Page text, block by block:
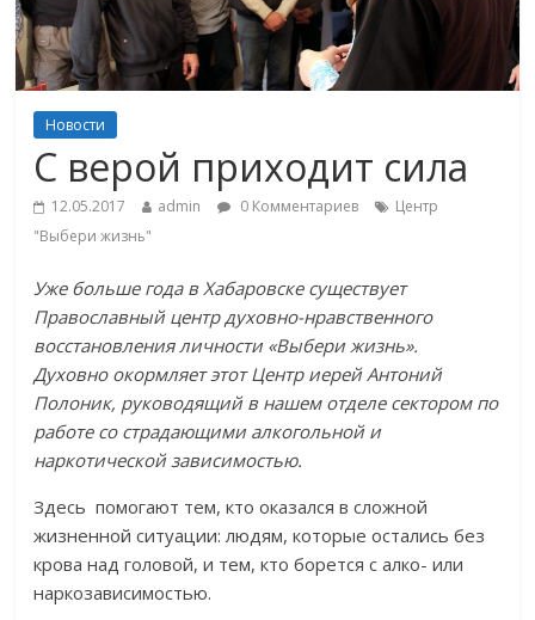
Новости
С верой приходит сила
12.05.2017 admin 0 Комментариев
Центр
"Выбери жизнь"
Уже больше года в Хабаровске существует
Православный центр духовно-нравственного
восстановления личности «Выбери жизнь».
Духовно окормляет этот Центр иерей Антоний
Полоник, руководящий в нашем отделе сектором по
работе со страдающими алкогольной и
наркотической зависимостью.
Здесь помогают тем, кто оказался в сложной
жизненной ситуации: людям, которые остались без
крова над головой, и тем, кто борется с алко- или
наркозависимостью.